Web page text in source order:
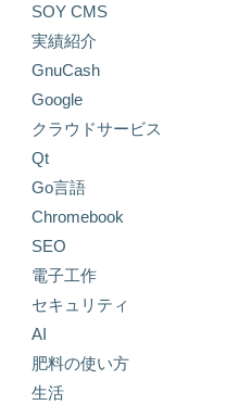
SOY CMS
実績紹介
GnuCash
Google
クラウドサービス
Qt
Go言語
Chromebook
SEO
電子工作
セキュリティ
AI
肥料の使い方
生活